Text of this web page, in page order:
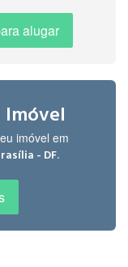
lado. "
Taguatinga
de ônibus,
com preço
alugar
imóvel em
- DF.